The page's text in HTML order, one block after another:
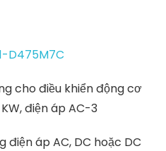
D475M7C
cho điều khiển động cơ
điện áp AC-3
điện áp AC, DC hoặc DC